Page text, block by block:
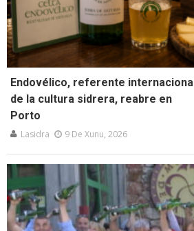
Endovélico, referente internacional
de la cultura sidrera, reabre en
Porto
Lasidra 9 De Xunu, 2026